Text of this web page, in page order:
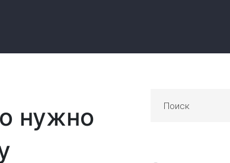
нужно